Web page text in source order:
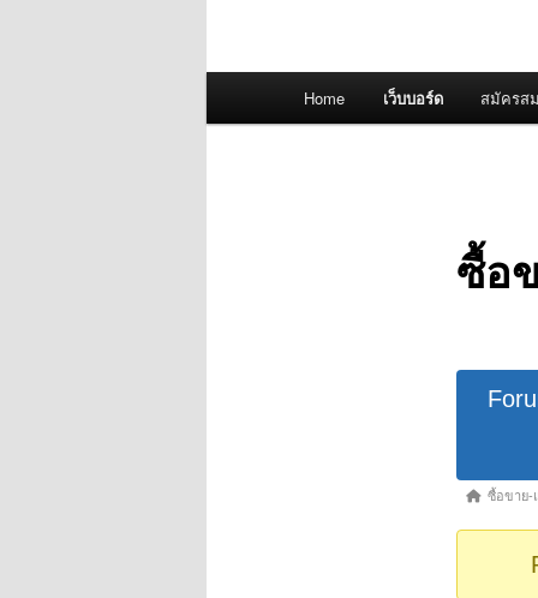
Home เว็บบอร์ด สมัครส
ซื้อ
Forum
Forumซื้อขาย-